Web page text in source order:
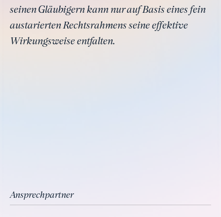
seinen Gläubigern kann nur auf Basis eines fein
austarierten Rechtsrahmens seine effektive
Wirkungsweise entfalten.
Ansprechpartner